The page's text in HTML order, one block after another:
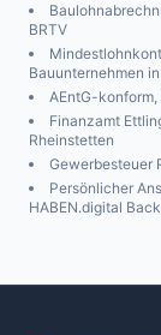
BRTV
Bauunternehmen in
AEntG-konform,
Finanzamt
Rheinstetten
Gewerbesteuer
Persönlicher
HABEN.digital